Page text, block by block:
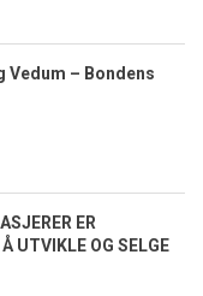
Vedum – Bondens
ER
Å UTVIKLE OG SELGE